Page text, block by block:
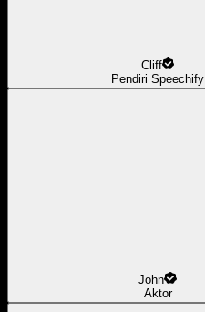
Cliff
Pendiri Speechify
John
Aktor